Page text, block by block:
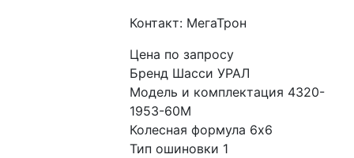
Контакт: МегаТрон
Цена по запросу
Бренд Шасси УРАЛ
Модель и комплектация 4320-
1953-60М
Колесная формула 6x6
Тип ошиновки 1